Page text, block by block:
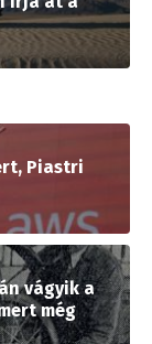
Piastri
vágyik a
még